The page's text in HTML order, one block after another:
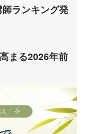
師ランキング発
まる2026年前